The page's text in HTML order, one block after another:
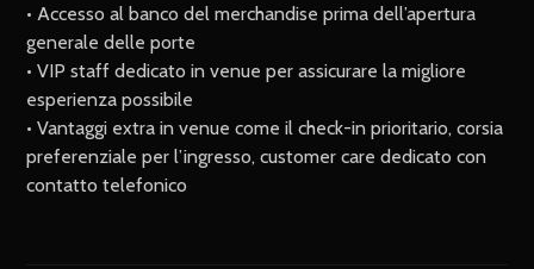
• Accesso al banco del merchandise prima dell’apertura
generale delle porte
• VIP staff dedicato in venue per assicurare la migliore
esperienza possibile
• Vantaggi extra in venue come il check-in prioritario, corsia
preferenziale per l’ingresso, customer care dedicato con
contatto telefonico